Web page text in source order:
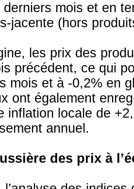
mois et en
jacente (hors
les prix des
précédent, ce qui
mois et à -0,2% en
ont également
inflation locale de
annuel.
des prix à